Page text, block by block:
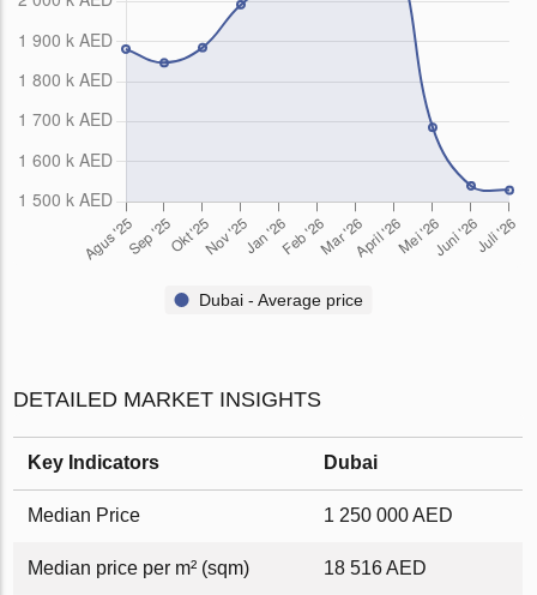
Dubai - Average price
DETAILED MARKET INSIGHTS
Key Indicators Dubai
Median Price 1 250 000 AED
Median price per m² (sqm) 18 516 AED